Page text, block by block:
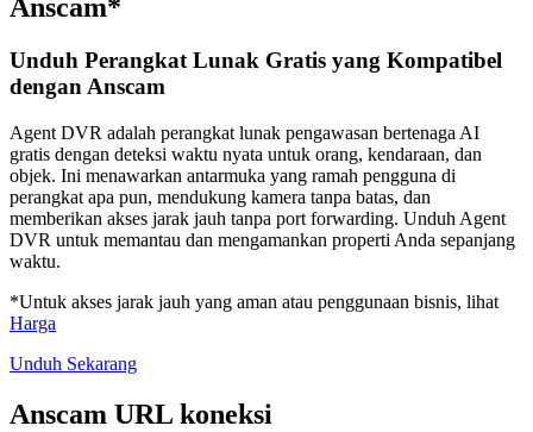
Anscam*
Unduh Perangkat Lunak Gratis yang Kompatibel
dengan Anscam
Agent DVR adalah perangkat lunak pengawasan bertenaga AI
gratis dengan deteksi waktu nyata untuk orang, kendaraan, dan
objek. Ini menawarkan antarmuka yang ramah pengguna di
perangkat apa pun, mendukung kamera tanpa batas, dan
memberikan akses jarak jauh tanpa port forwarding. Unduh Agent
DVR untuk memantau dan mengamankan properti Anda sepanjang
waktu.
*Untuk akses jarak jauh yang aman atau penggunaan bisnis, lihat
Harga
Unduh Sekarang
Anscam URL koneksi